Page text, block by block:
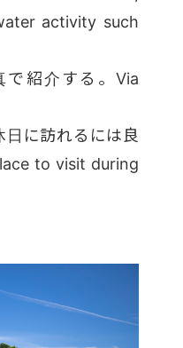
activity such
で紹介する。Via
に訪れるには良
to visit during